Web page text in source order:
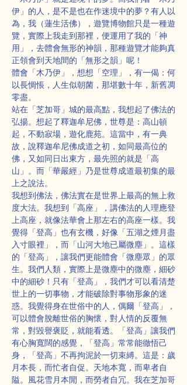
伊」的人，是不是也在作迷境中的夢？有人以
為，我（蓮生活佛），遊覽博物館只是一種遊
覽，實際上我走到那裡，便運用了我的「神
用」，去體會無形的神韻，那種遊覽才能夠真
正領會到天地間的「無形之韻」呢！
體會「木乃伊」，想想「空理」，有一偈：何
以長惆悵，人生似朝菌，那堪數十年，新舊凋
零盡。
站在「芝加哥」城的最高點，我想起了佛法的
弘揚。想起了釋迦牟尼佛，世尊是：高山頓
起，不動寂場，遊化鹿苑。這當中，有一典
故，說釋迦牟尼佛成道之初，如同最高位的
佛，又如同日出東方，最先照的就是「高
山」。而「華嚴經」乃是世尊成道最初集的最
上之說法。
我想到佛法，佛法實在是世界上最高的無上救
度大法。我想到「高座」，講佛法的人理應登
上高座，就像法華會上那左右的高座一樣。我
覺得「登高」也有玄機，好像「五湖之煙月盡
入寸眼裡」，而「山河大地已屬微塵」。這樣
的「登高」，讓我們更能體會「微塵眾」的眾
生。我們人類，實際上是微塵中的微塵，細砂
中的細砂！只有「登高」，我們才可以看清楚
世上的一切事物，才能破除對事物形象的迷
惑。我覺得身在世俗中的人，偶爾「登高」，
可以體會脫離世俗的胸懷，對人情的反覆無
常，對毀譽褒貶，就能看透。「登高」讓我們
有心胸寬闊的感覺，「登高」常常能徹悟己
身，「登高」不再拘泥於一切束縛。這是：歲
月本長，而忙者自促。天地本寬，而卑者自
隘。風花雪月本閒，而勞者自冗。我在芝加哥